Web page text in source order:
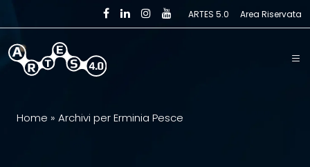
Skip to main content ARTES 5.0 Area Riservata
Home » Archivi per Erminia Pesce